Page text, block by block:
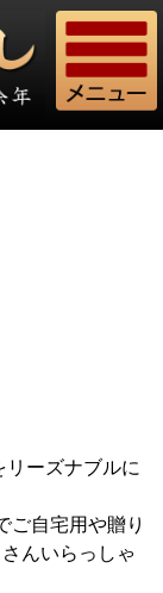
ーズナブルに
ご自宅用や贈り
んいらっしゃ